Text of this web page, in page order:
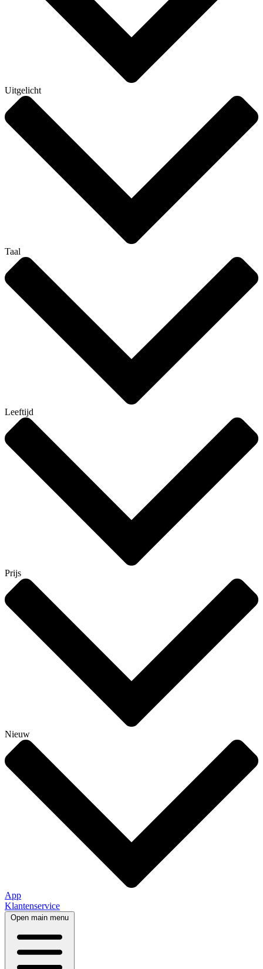
Uitgelicht
Taal
Leeftijd
Prijs
Nieuw
App
Klantenservice
Open main menu